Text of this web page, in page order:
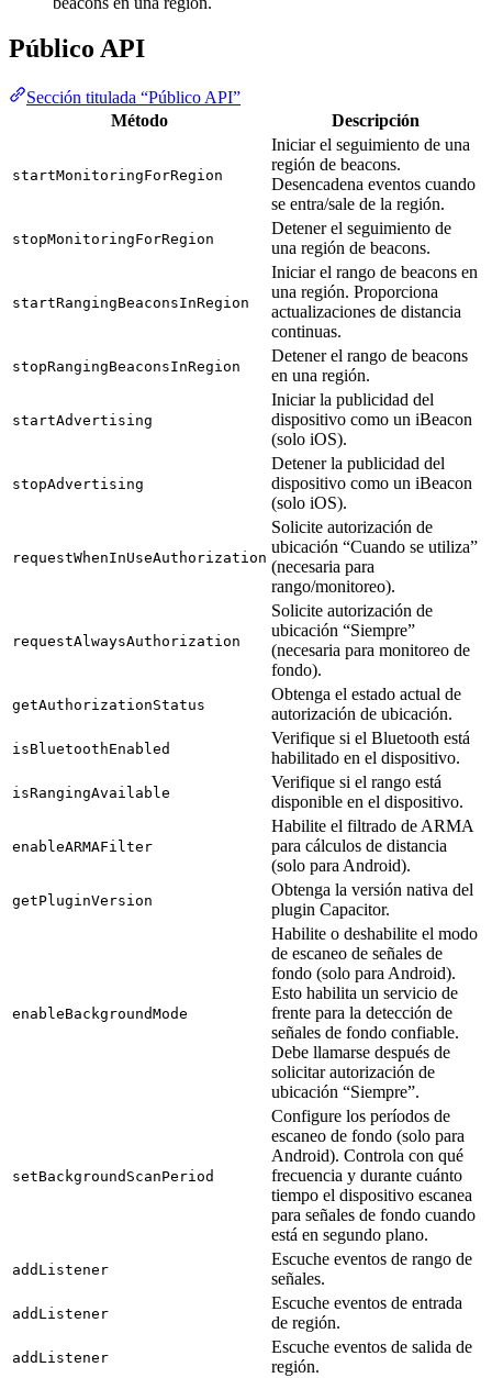
Público API
Sección titulada “Público API”
Método
Descripción
startMonitoringForRegion
Iniciar el seguimiento de una
región de beacons.
Desencadena eventos cuando
se entra/sale de la región.
stopMonitoringForRegion
Detener el seguimiento de
una región de beacons.
startRangingBeaconsInRegion
Iniciar el rango de beacons en
una región. Proporciona
actualizaciones de distancia
continuas.
stopRangingBeaconsInRegion
Detener el rango de beacons
en una región.
startAdvertising
Iniciar la publicidad del
dispositivo como un iBeacon
(solo iOS).
stopAdvertising
Detener la publicidad del
dispositivo como un iBeacon
(solo iOS).
requestWhenInUseAuthorization
Solicite autorización de
ubicación “Cuando se utiliza”
(necesaria para
rango/monitoreo).
requestAlwaysAuthorization
Solicite autorización de
ubicación “Siempre”
(necesaria para monitoreo de
fondo).
getAuthorizationStatus
Obtenga el estado actual de
autorización de ubicación.
isBluetoothEnabled
Verifique si el Bluetooth está
habilitado en el dispositivo.
isRangingAvailable
Verifique si el rango está
disponible en el dispositivo.
enableARMAFilter
Habilite el filtrado de ARMA
para cálculos de distancia
(solo para Android).
getPluginVersion
Obtenga la versión nativa del
plugin Capacitor.
enableBackgroundMode
Habilite o deshabilite el modo
de escaneo de señales de
fondo (solo para Android).
Esto habilita un servicio de
frente para la detección de
señales de fondo confiable.
Debe llamarse después de
solicitar autorización de
ubicación “Siempre”.
setBackgroundScanPeriod
Configure los períodos de
escaneo de fondo (solo para
Android). Controla con qué
frecuencia y durante cuánto
tiempo el dispositivo escanea
para señales de fondo cuando
está en segundo plano.
addListener
Escuche eventos de rango de
señales.
addListener
Escuche eventos de entrada
de región.
addListener
Escuche eventos de salida de
región.